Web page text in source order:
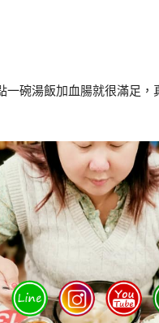
一碗湯飯加血腸就很滿足，